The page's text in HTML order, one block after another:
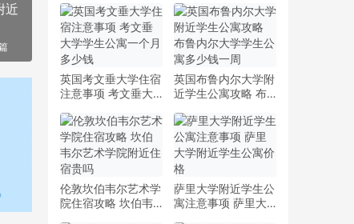
近
住宿费用
英国考文垂大学住宿
注意事项 考文垂大
少钱
英国布鲁内尔大学附
近学生公寓攻略 布
多少钱一周
伦敦坎伯韦尔艺术学
院住宿攻略 坎伯韦
萨里大学附近学生公
寓注意事项 萨里大